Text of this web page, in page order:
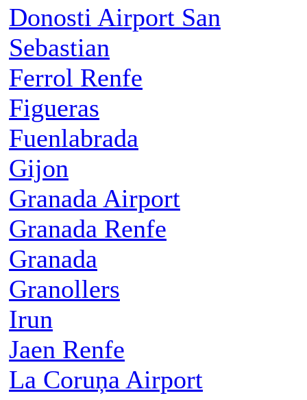
Donosti Airport San
Sebastian
Ferrol Renfe
Figueras
Fuenlabrada
Gijon
Granada Airport
Granada Renfe
Granada
Granollers
Irun
Jaen Renfe
La Coruņa Airport